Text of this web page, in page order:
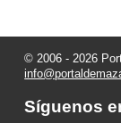
© 2006 - 2026
Síguenos